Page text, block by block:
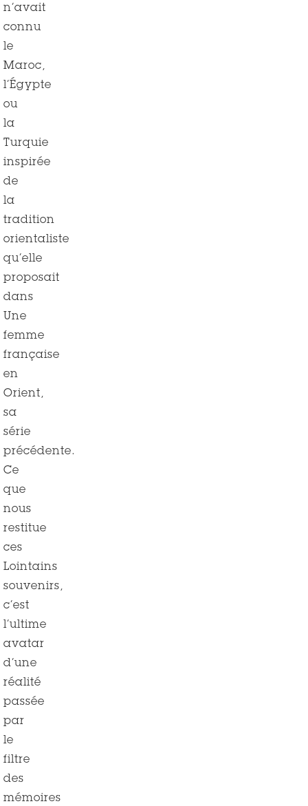
n’avait
connu
le
Maroc,
l’Égypte
ou
la
Turquie
inspirée
de
la
tradition
orientaliste
qu’elle
proposait
dans
Une
femme
française
en
Orient,
sa
série
précédente.
Ce
que
nous
restitue
ces
Lointains
souvenirs,
c’est
l’ultime
avatar
d’une
réalité
passée
par
le
filtre
des
mémoires